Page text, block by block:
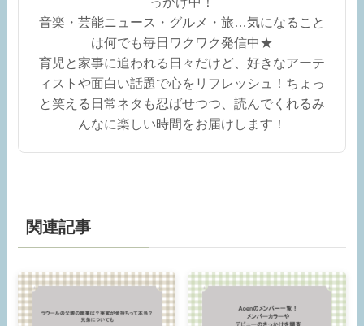
音楽・芸能ニュース・グルメ・旅…気になること
は何でも毎日ワクワク発信中★
育児と家事に追われる日々だけど、好きなアーテ
ィストや面白い話題で心をリフレッシュ！ちょっ
と笑える日常ネタも忍ばせつつ、読んでくれるみ
んなに楽しい時間をお届けします！
関連記事